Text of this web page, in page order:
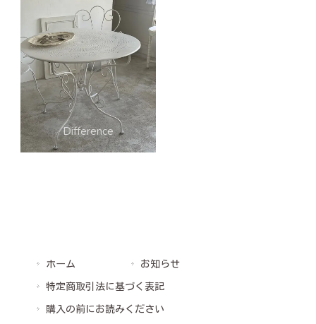
ホーム
お知らせ
特定商取引法に基づく表記
購入の前にお読みください